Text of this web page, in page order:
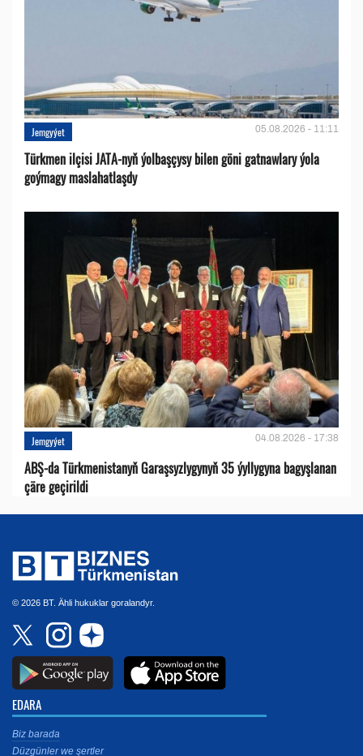
Jemgyýet 05.08.2026 - 11:11
Türkmen ilçisi JATA-nyň ýolbaşçysy bilen göni gatnawlary ýola
goýmagy maslahatlaşdy
Jemgyýet 04.08.2026 - 17:38
ABŞ-da Türkmenistanyň Garaşsyzlygynyň 35 ýyllygyna bagyşlanan
çäre geçirildi
© 2026 BT. Ähli hukuklar goralandyr.
EDARA
Biz barada
Düzgünler we şertler